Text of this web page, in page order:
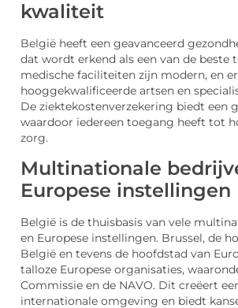
kwaliteit
België heeft een geavanceerd
dat wordt erkend als een van de beste
medische faciliteiten zijn modern, en
hooggekwalificeerde artsen en
De ziektekostenverzekering biedt een
waardoor iedereen toegang heeft tot
zorg.
Multinationale
Europese instellingen
België is de thuisbasis van vele
en Europese instellingen. Brussel, de
België en tevens de hoofdstad van
talloze Europese organisaties,
Commissie en de NAVO. Dit creëert
internationale omgeving en biedt